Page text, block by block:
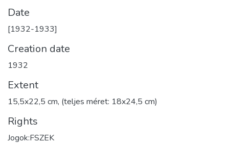
Date
[1932-1933]
Creation date
1932
Extent
15,5x22,5 cm, (teljes méret: 18x24,5 cm)
Rights
Jogok:FSZEK